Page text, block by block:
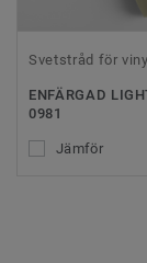
Svetstråd för
ENFÄRGAD
0981
Jämför